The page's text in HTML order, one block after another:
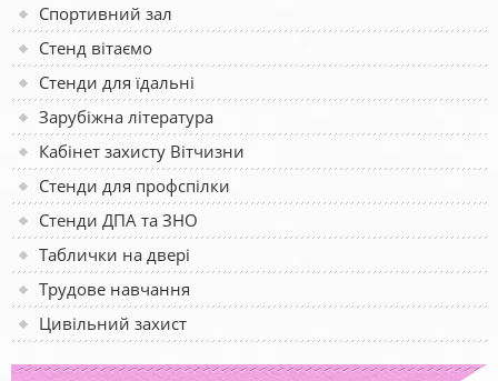
Спортивний зал
Стенд вітаємо
Стенди для їдальні
Зарубіжна література
Кабінет захисту Вітчизни
Стенди для профспілки
Стенди ДПА та ЗНО
Таблички на двері
Трудове навчання
Цивільний захист